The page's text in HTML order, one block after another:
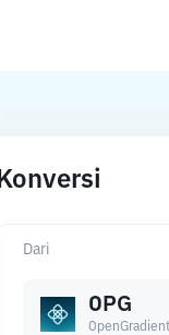
Konversi
Dari
OPG
OpenGradient